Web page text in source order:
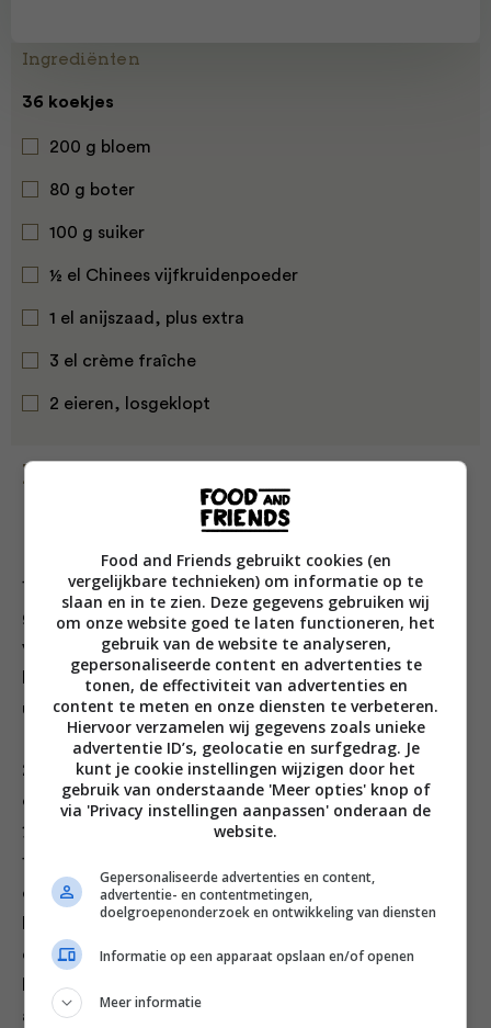
Ingrediënten
36 koekjes
200 g bloem
80 g boter
100 g suiker
½ el Chinees vijfkruidenpoeder
1 el anijszaad, plus extra
3 el crème fraîche
2 eieren, losgeklopt
Bereiding
1. Doe alle ingrediënten, behalve de eieren, in een
grote kom en kneed in korte tijd tot een soepel deeg
voor een bros effect – van te lang kneden worden de
koekjes taai. Vorm het deeg tot een bal en laat die 1
uur rusten in de koelkast.
2. Verwarm de oven voor op 180 °C. Rol het deeg uit
op een met bloem bestoven werkvlak tot een lap van
½ cm dik. Steek er met lettervormpjes (die vind je op p.
11) koekjes uit. Schraap de restjes deeg bij elkaar en rol
opnieuw uit. Ga door tot al het deeg op is. Leg de
koekjes op een met bakpapier beklede bakplaat –
eventueel verspreid over twee bakplaten. Bestrijk de
koekjes met wat losgeklopt ei en bestrooi ze met extra
anijszaad. Bak de koekjes in 12-15 minuten goudbruin
Food and Friends gebruikt cookies (en
vergelijkbare technieken) om informatie op te
slaan en in te zien. Deze gegevens gebruiken wij
om onze website goed te laten functioneren, het
gebruik van de website te analyseren,
gepersonaliseerde content en advertenties te
tonen, de effectiviteit van advertenties en
content te meten en onze diensten te verbeteren.
Hiervoor verzamelen wij gegevens zoals unieke
advertentie ID’s, geolocatie en surfgedrag. Je
kunt je cookie instellingen wijzigen door het
gebruik van onderstaande 'Meer opties' knop of
via 'Privacy instellingen aanpassen' onderaan de
website.
Gepersonaliseerde advertenties en content,
advertentie- en contentmetingen,
doelgroepenonderzoek en ontwikkeling van diensten
Informatie op een apparaat opslaan en/of openen
Meer informatie